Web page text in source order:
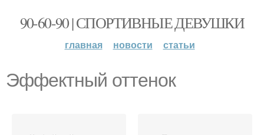
90-60-90 | СПОРТИВНЫЕ ДЕВУШКИ
главная новости статьи
Эффектный оттенок